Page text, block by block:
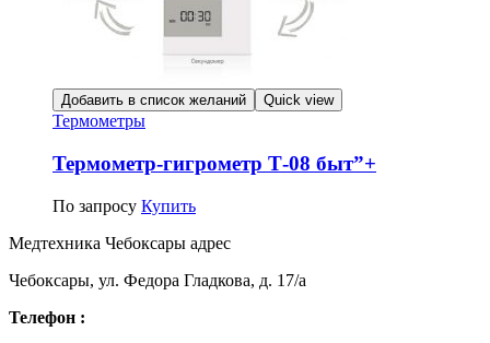
Добавить в список желаний Quick view
Термометры
Термометр-гигрометр Т-08 быт”+
По запросу Купить
Медтехника Чебоксары адрес
Чебоксары, ул. Федора Гладкова, д. 17/а
Телефон :